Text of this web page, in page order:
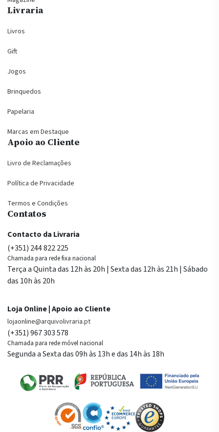
Livraria
Livros
Gift
Jogos
Brinquedos
Papelaria
Marcas em Destaque
Apoio ao Cliente
Livro de Reclamações
Política de Privacidade
Termos e Condições
Contatos
Contacto da Livraria
(+351) 244 822 225
Chamada para rede fixa nacional
Terça a Quinta das 12h às 20h | Sexta das 12h às 21h | Sábado
das 10h às 20h
Loja Online | Apoio ao Cliente
lojaonline@arquivolivraria.pt
(+351) 967 303 578
Chamada para rede móvel nacional
Segunda a Sexta das 09h às 13h e das 14h às 18h